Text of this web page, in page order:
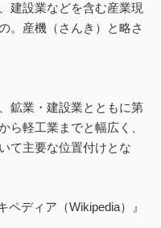
建設業などを含む産業現
。産機（さんき）と略さ
鉱業・建設業とともに第
ら軽工業までと幅広く、
て主要な位置付けとな
ディア（Wikipedia）』